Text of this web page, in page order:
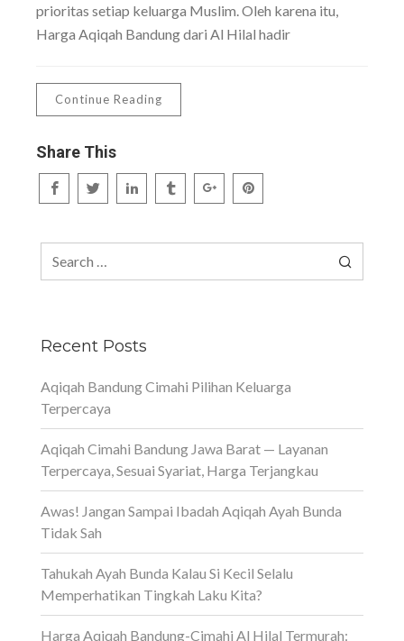
prioritas setiap keluarga Muslim. Oleh karena itu,
Harga Aqiqah Bandung dari Al Hilal hadir
Continue Reading
Share This
Recent Posts
Aqiqah Bandung Cimahi Pilihan Keluarga
Terpercaya
Aqiqah Cimahi Bandung Jawa Barat — Layanan
Terpercaya, Sesuai Syariat, Harga Terjangkau
Awas! Jangan Sampai Ibadah Aqiqah Ayah Bunda
Tidak Sah
Tahukah Ayah Bunda Kalau Si Kecil Selalu
Memperhatikan Tingkah Laku Kita?
Harga Aqiqah Bandung-Cimahi Al Hilal Termurah: